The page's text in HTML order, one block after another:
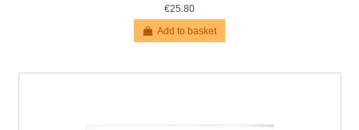
€25.80
Add to basket